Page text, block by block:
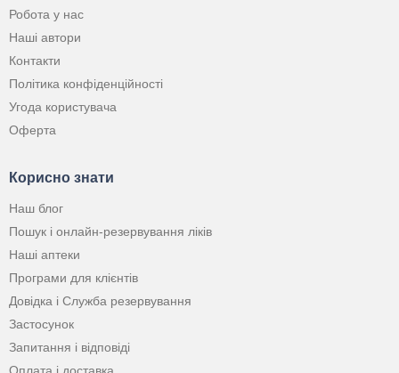
Робота у нас
Наші автори
Контакти
Політика конфіденційності
Угода користувача
Оферта
Корисно знати
Наш блог
Пошук і онлайн-резервування ліків
Наші аптеки
Програми для клієнтів
Довідка і Служба резервування
Застосунок
Запитання і відповіді